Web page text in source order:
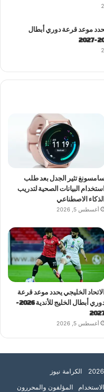
يحدد موعد قرعة دوري أبطال
تثير الجدل بعد طلب
استخدام البيانات الصحية لتدريب
الذكاء الاصطناعي
أغسطس 5, 2026
الاتحاد الخليجي يحدد موعد قرعة
دوري أبطال الخليج للأندية 2026-
أغسطس 5, 2026
المؤلفون والمحررون